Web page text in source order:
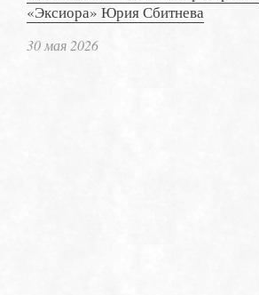
«Эксиора» Юрия Сбитнева
30 мая 2026